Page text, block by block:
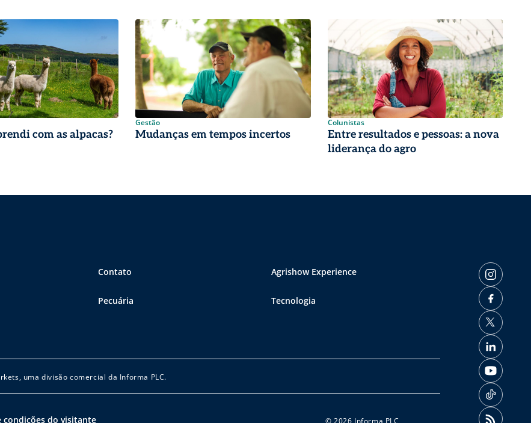
com as alpacas?
Gestão
Mudanças em tempos incertos
Colunistas
Entre resultados e pessoas: a nova
liderança do agro
Contato Agrishow Experience
Pecuária Tecnologia
uma divisão comercial da Informa PLC.
condições do visitante © 2026 Informa PLC